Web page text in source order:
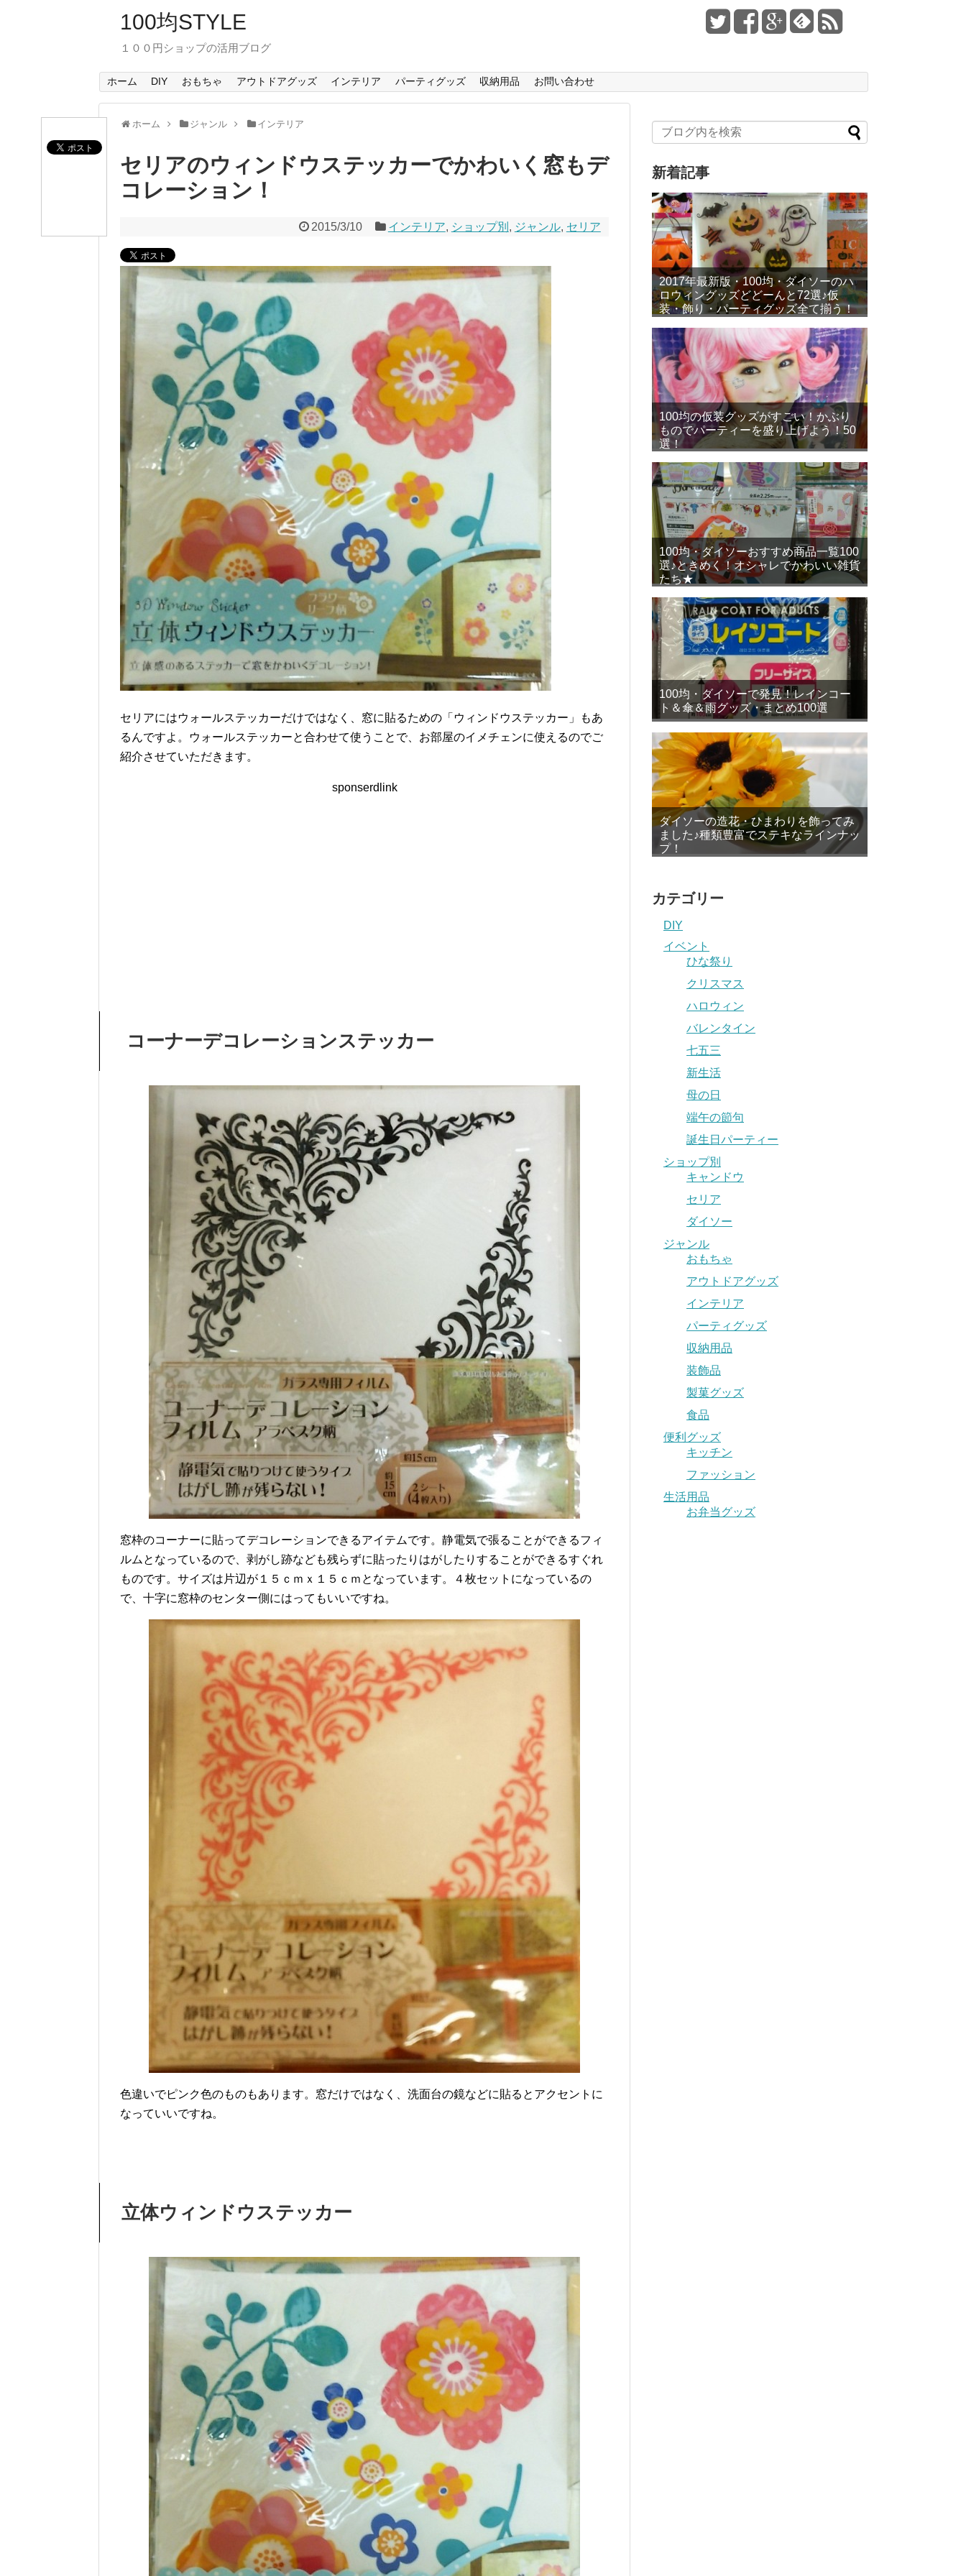
100均STYLE
１００円ショップの活用ブログ
ホーム DIY おもちゃ アウトドアグッズ インテリア パーティグッズ 収納用品 お問い合わせ
ホーム ジャンル インテリア
セリアのウィンドウステッカーでかわいく窓もデ
コレーション！
2015/3/10 インテリア, ショップ別 , ジャンル, セリア
セリアにはウォールステッカーだけではなく、窓に貼るための「ウィンドウステッカー」もあ
るんですよ。ウォールステッカーと合わせて使うことで、お部屋のイメチェンに使えるのでご
紹介させていただきます。
sponserdlink
コーナーデコレーションステッカー
窓枠のコーナーに貼ってデコレーションできるアイテムです。静電気で張ることができるフィ
ルムとなっているので、剥がし跡なども残らずに貼ったりはがしたりすることができるすぐれ
ものです。サイズは片辺が１５ｃｍｘ１５ｃｍとなっています。４枚セットになっているの
で、十字に窓枠のセンター側にはってもいいですね。
色違いでピンク色のものもあります。窓だけではなく、洗面台の鏡などに貼るとアクセントに
なっていいですね。
立体ウィンドウステッカー
新着記事
2017年最新版・100均・ダイソーのハ
ロウィングッズどどーんと72選♪仮
装・飾り・パーティグッズ全て揃う！
100均の仮装グッズがすごい！かぶり
ものでパーティーを盛り上げよう！50
選！
100均・ダイソーおすすめ商品一覧100
選♪ときめく！オシャレでかわいい雑貨
たち★
100均・ダイソーで発見！レインコー
ト＆傘＆雨グッズ・まとめ100選
ダイソーの造花・ひまわりを飾ってみ
ました♪種類豊富でステキなラインナッ
プ！
カテゴリー
DIY
イベント
ひな祭り
クリスマス
ハロウィン
バレンタイン
七五三
新生活
母の日
端午の節句
誕生日パーティー
ショップ別
キャンドウ
セリア
ダイソー
ジャンル
おもちゃ
アウトドアグッズ
インテリア
パーティグッズ
収納用品
装飾品
製菓グッズ
食品
便利グッズ
キッチン
ファッション
生活用品
お弁当グッズ